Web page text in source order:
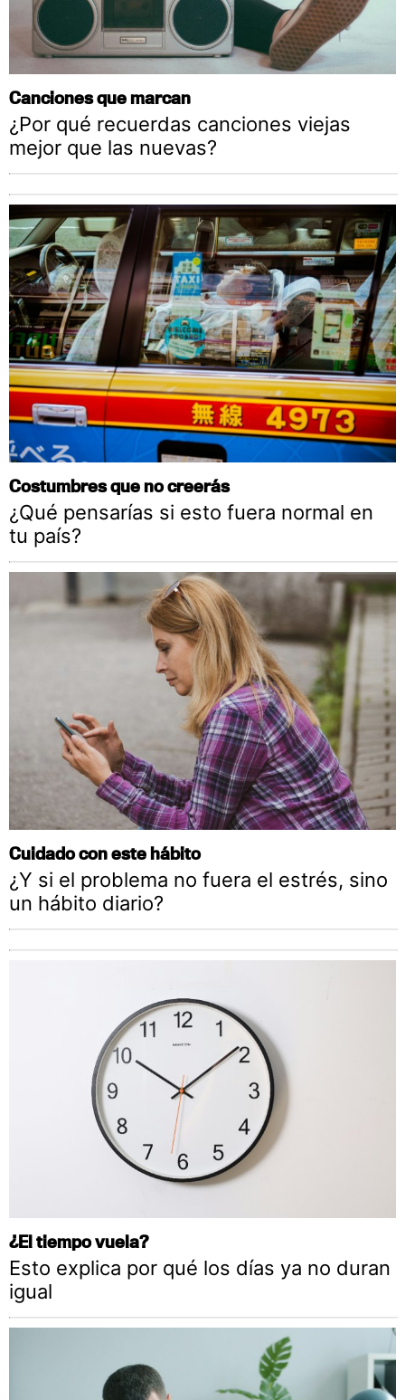
Canciones que marcan
¿Por qué recuerdas canciones viejas
mejor que las nuevas?
Costumbres que no creerás
¿Qué pensarías si esto fuera normal en
tu país?
Cuidado con este hábito
¿Y si el problema no fuera el estrés, sino
un hábito diario?
¿El tiempo vuela?
Esto explica por qué los días ya no duran
igual